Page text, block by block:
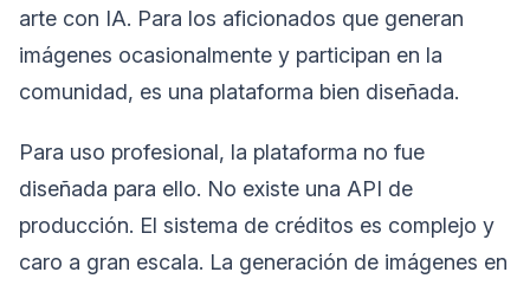
arte con IA. Para los aficionados que generan
imágenes ocasionalmente y participan en la
comunidad, es una plataforma bien diseñada.
Para uso profesional, la plataforma no fue
diseñada para ello. No existe una API de
producción. El sistema de créditos es complejo y
caro a gran escala. La generación de imágenes en